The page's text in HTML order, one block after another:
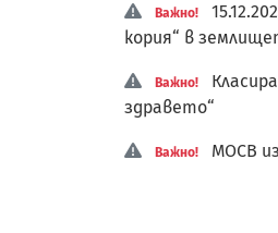
Важно!
кория“ в
Важно!
здравето“
Важно! МОСВ